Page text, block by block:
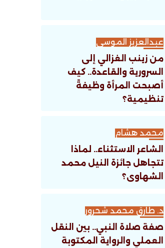
عبدالعزيز الموسى
من زينب الغزالي إلى
السرورية والقاعدة.. كيف
أصبحت المرأة وظيفةً
تنظيمية؟
محمد هشام
الشاعر الاستثناء.. لماذا
تتجاهل جائزة النيل محمد
الشهاوى؟
د. طارق محمد شحرور
صفة صلاة النبي.. بين النقل
العملي والرواية المكتوبة